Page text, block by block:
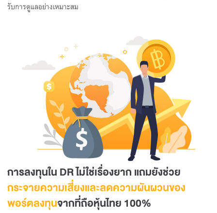
รับการดูแลอย่างเหมาะสม
การลงทุนใน DR ไม่ใช่เรื่องยาก แถมยังช่วย
กระจายความเสี่ยงและลดความผันผวนของ
พอร์ตลงทุนจากที่ถือหุ้นไทย 100%